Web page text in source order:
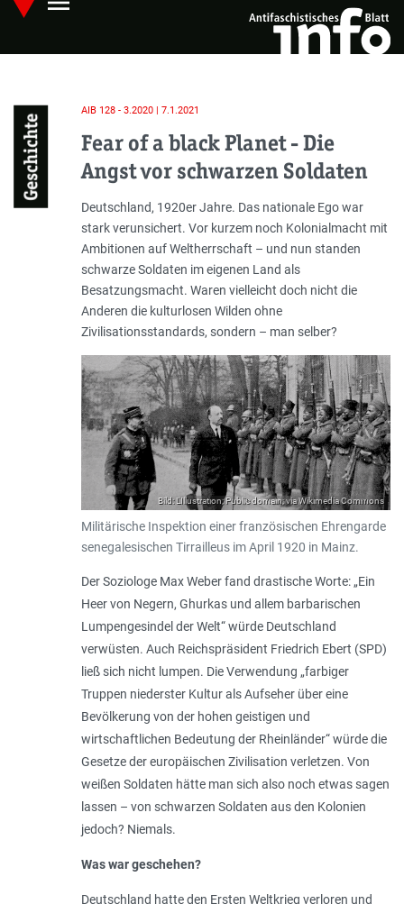
Skip
main
Hauptmenü öffnen
Geschichte
AIB 128 - 3.2020 | 7.1.2021
Fear of a black Planet - Die
Angst vor schwarzen Soldaten
Einleitung
Deutschland, 1920er Jahre. Das nationale Ego war
stark verunsichert. Vor kurzem noch Kolonialmacht mit
Ambitionen auf Weltherrschaft – und nun standen
schwarze Soldaten im eigenen Land als
Besatzungsmacht. Waren vielleicht doch nicht die
Anderen die kulturlosen Wilden ohne
Zivilisationsstandards, sondern – man selber?
Bild: L'Illustration; Public domain; via Wikimedia Commons
Militärische Inspektion einer französischen Ehrengarde
senegalesischen Tirrailleus im April 1920 in Mainz.
Der Soziologe Max Weber fand drastische Worte: „Ein
Heer von Negern, Ghurkas und allem barbarischen
Lumpengesindel der Welt“ würde Deutschland
verwüsten. Auch Reichspräsident Friedrich Ebert (SPD)
ließ sich nicht lumpen. Die Verwendung „farbiger
Truppen niederster Kultur als Aufseher über eine
Bevölkerung von der hohen geistigen und
wirtschaftlichen Bedeutung der Rheinländer“ würde die
Gesetze der europäischen Zivilisation verletzen. Von
weißen Soldaten hätte man sich also noch etwas sagen
lassen – von schwarzen Soldaten aus den Kolonien
jedoch? Niemals.
Was war geschehen?
Deutschland hatte den Ersten Weltkrieg verloren und